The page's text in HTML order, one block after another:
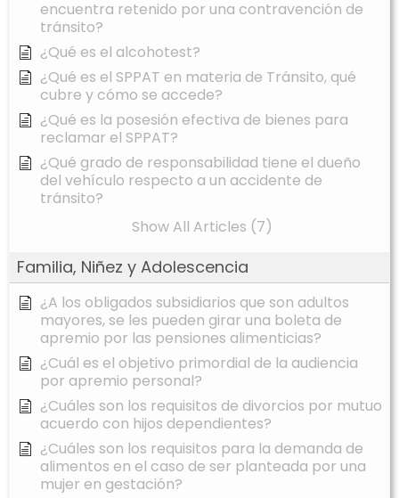
encuentra retenido por una contravención de
tránsito?
¿Qué es el alcohotest?
¿Qué es el SPPAT en materia de Tránsito, qué
cubre y cómo se accede?
¿Qué es la posesión efectiva de bienes para
reclamar el SPPAT?
¿Qué grado de responsabilidad tiene el dueño
del vehículo respecto a un accidente de
tránsito?
Show All Articles (7)
Familia, Niñez y Adolescencia
¿A los obligados subsidiarios que son adultos
mayores, se les pueden girar una boleta de
apremio por las pensiones alimenticias?
¿Cuál es el objetivo primordial de la audiencia
por apremio personal?
¿Cuáles son los requisitos de divorcios por mutuo
acuerdo con hijos dependientes?
¿Cuáles son los requisitos para la demanda de
alimentos en el caso de ser planteada por una
mujer en gestación?